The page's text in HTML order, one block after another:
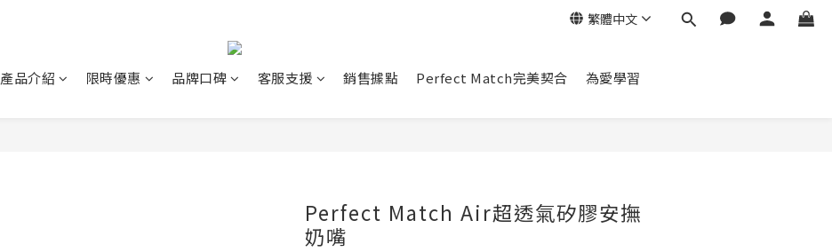
繁體中文
產品介紹 限時優惠 品牌口碑 客服支援 銷售據點 Perfect Match完美契合 為愛學習
Perfect Match Air超透氣矽膠安撫
奶嘴